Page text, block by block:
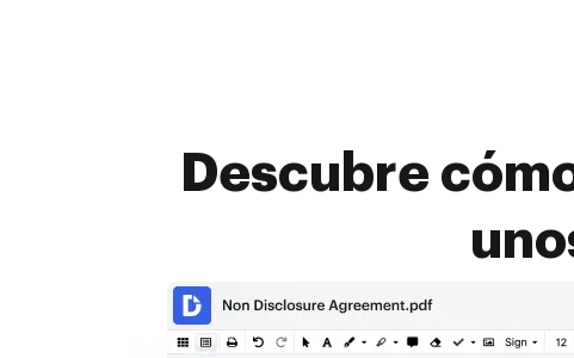
Descubre